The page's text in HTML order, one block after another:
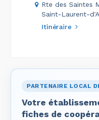
Rte des Saintes
Saint-Laurent-
Itinéraire
PARTENAIRE LOCAL
Votre
fiches de